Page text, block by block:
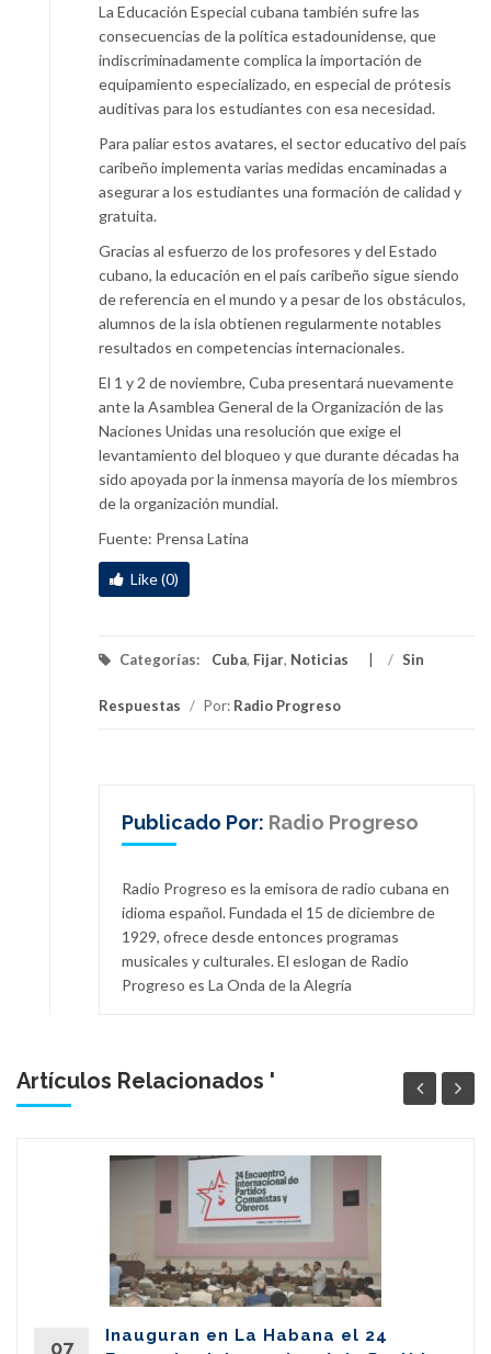
La Educación Especial cubana también sufre las
consecuencias de la política estadounidense, que
indiscriminadamente complica la importación de
equipamiento especializado, en especial de prótesis
auditivas para los estudiantes con esa necesidad.
Para paliar estos avatares, el sector educativo del país
caribeño implementa varias medidas encaminadas a
asegurar a los estudiantes una formación de calidad y
gratuita.
Gracias al esfuerzo de los profesores y del Estado
cubano, la educación en el país caribeño sigue siendo
de referencia en el mundo y a pesar de los obstáculos,
alumnos de la isla obtienen regularmente notables
resultados en competencias internacionales.
El 1 y 2 de noviembre, Cuba presentará nuevamente
ante la Asamblea General de la Organización de las
Naciones Unidas una resolución que exige el
levantamiento del bloqueo y que durante décadas ha
sido apoyada por la inmensa mayoría de los miembros
de la organización mundial.
Fuente: Prensa Latina
Like (0)
Categorías: Cuba, Fijar, Noticias / Sin
Respuestas / Por: Radio Progreso
Publicado Por: Radio Progreso
Radio Progreso es la emisora de radio cubana en
idioma español. Fundada el 15 de diciembre de
1929, ofrece desde entonces programas
musicales y culturales. El eslogan de Radio
Progreso es La Onda de la Alegría
Artículos Relacionados '
07
Inauguran en La Habana el 24